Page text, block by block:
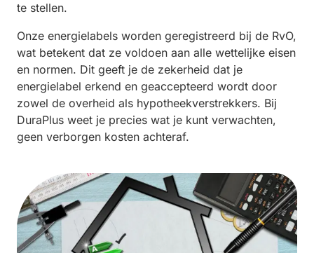
te stellen.
Onze energielabels worden geregistreerd bij de RvO,
wat betekent dat ze voldoen aan alle wettelijke eisen
en normen. Dit geeft je de zekerheid dat je
energielabel erkend en geaccepteerd wordt door
zowel de overheid als hypotheekverstrekkers. Bij
DuraPlus weet je precies wat je kunt verwachten,
geen verborgen kosten achteraf.